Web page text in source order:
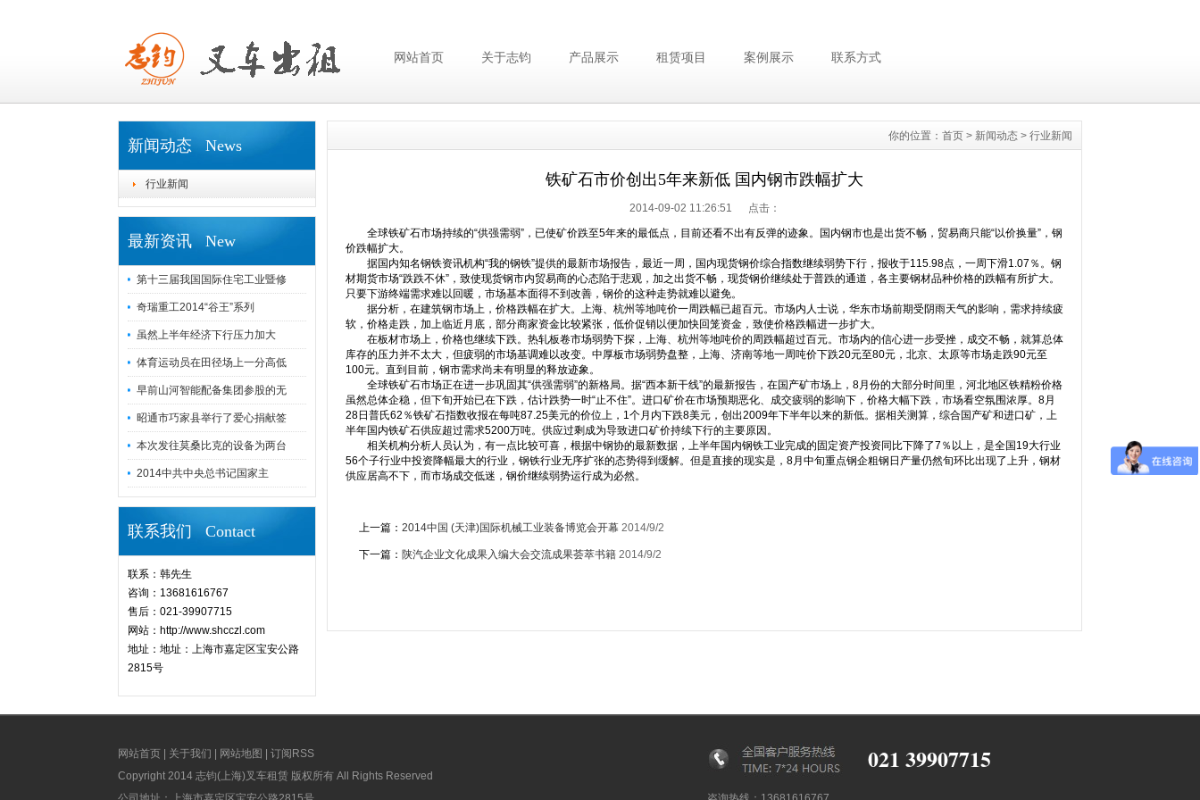
网站首页 关于志钧 产品展示 租赁项目 案例展示 联系方式
新闻动态 News
行业新闻
最新资讯 New
第十三届我国国际住宅工业暨修
奇瑞重工2014“谷王”系列
虽然上半年经济下行压力加大
体育运动员在田径场上一分高低
早前山河智能配备集团参股的无
昭通市巧家县举行了爱心捐献签
本次发往莫桑比克的设备为两台
2014中共中央总书记国家主
联系我们 Contact
联系：韩先生
咨询：13681616767
售后：021-39907715
网站：http://www.shcczl.com
地址：地址：上海市嘉定区宝安公路
2815号
你的位置： 首页 > 新闻动态 > 行业新闻
铁矿石市价创出5年来新低 国内钢市跌幅扩大
2014-09-02 11:26:51 点击：
全球铁矿石市场持续的“供强需弱”，已使矿价跌至5年来的最低点，目前还看不出有反弹的迹象。国内钢市也是出货不畅，贸易商只能“以价换量”，钢
价跌幅扩大。
据国内知名钢铁资讯机构“我的钢铁”提供的最新市场报告，最近一周，国内现货钢价综合指数继续弱势下行，报收于115.98点，一周下滑1.07％。钢
材期货市场“跌跌不休”，致使现货钢市内贸易商的心态陷于悲观，加之出货不畅，现货钢价继续处于普跌的通道，各主要钢材品种价格的跌幅有所扩大。
只要下游终端需求难以回暖，市场基本面得不到改善，钢价的这种走势就难以避免。
据分析，在建筑钢市场上，价格跌幅在扩大。上海、杭州等地吨价一周跌幅已超百元。市场内人士说，华东市场前期受阴雨天气的影响，需求持续疲
软，价格走跌，加上临近月底，部分商家资金比较紧张，低价促销以便加快回笼资金，致使价格跌幅进一步扩大。
在板材市场上，价格也继续下跌。热轧板卷市场弱势下探，上海、杭州等地吨价的周跌幅超过百元。市场内的信心进一步受挫，成交不畅，就算总体
库存的压力并不太大，但疲弱的市场基调难以改变。中厚板市场弱势盘整，上海、济南等地一周吨价下跌20元至80元，北京、太原等市场走跌90元至
100元。直到目前，钢市需求尚未有明显的释放迹象。
全球铁矿石市场正在进一步巩固其“供强需弱”的新格局。据“西本新干线”的最新报告，在国产矿市场上，8月份的大部分时间里，河北地区铁精粉价格
虽然总体企稳，但下旬开始已在下跌，估计跌势一时“止不住”。进口矿价在市场预期恶化、成交疲弱的影响下，价格大幅下跌，市场看空氛围浓厚。8月
28日普氏62％铁矿石指数收报在每吨87.25美元的价位上，1个月内下跌8美元，创出2009年下半年以来的新低。据相关测算，综合国产矿和进口矿，上
半年国内铁矿石供应超过需求5200万吨。供应过剩成为导致进口矿价持续下行的主要原因。
相关机构分析人员认为，有一点比较可喜，根据中钢协的最新数据，上半年国内钢铁工业完成的固定资产投资同比下降了7％以上，是全国19大行业
56个子行业中投资降幅最大的行业，钢铁行业无序扩张的态势得到缓解。但是直接的现实是，8月中旬重点钢企粗钢日产量仍然旬环比出现了上升，钢材
供应居高不下，而市场成交低迷，钢价继续弱势运行成为必然。
上一篇： 2014中国 (天津)国际机械工业装备博览会开幕 2014/9/2
下一篇： 陕汽企业文化成果入编大会交流成果荟萃书籍 2014/9/2
网站首页 关于我们 网站地图
订阅RSS
Copyright 2014 志钧(上海)叉车租赁 版权所有 All Rights Reserved
021 39907715